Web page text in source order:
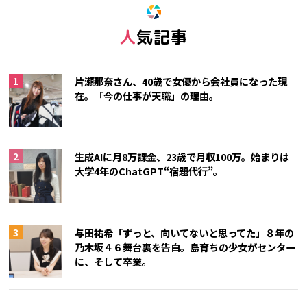
人気記事
片瀬那奈さん、40歳で女優から会社員になった現
在。「今の仕事が天職」の理由。
生成AIに月8万課金、23歳で月収100万。始まりは
大学4年のChatGPT“宿題代行”。
与田祐希「ずっと、向いてないと思ってた」８年の
乃木坂４６舞台裏を告白。島育ちの少女がセンター
に、そして卒業。